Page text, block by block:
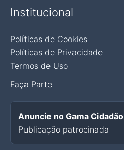
Institucional
Políticas de Cookies
Políticas de Privacidade
Termos de Uso
Faça Parte
Anuncie no Gama Cidadão
Publicação patrocinada